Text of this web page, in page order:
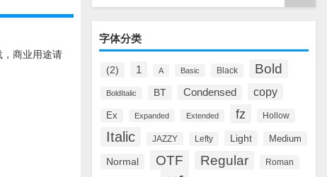
字体分类
(2) 1 A Basic Black Bold
BoldItalic BT Condensed copy
Ex Expanded Extended fz Hollow
Italic JAZZY Lefty Light Medium
Normal OTF Regular Roman
商业用途请